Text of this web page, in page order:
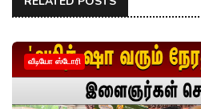
வீடியோ ஸ்டோரி